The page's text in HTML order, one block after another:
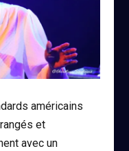
américains
et
avec un